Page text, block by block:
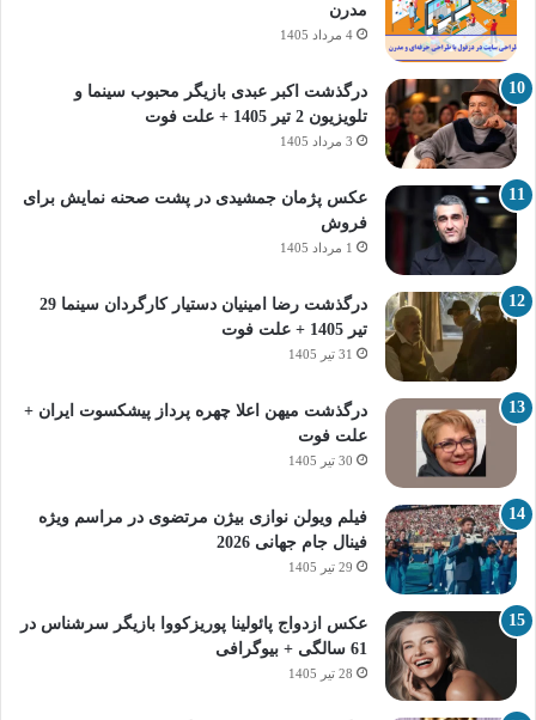
مدرن
4 مرداد 1405
درگذشت اکبر عبدی بازیگر محبوب سینما و
تلویزیون 2 تیر 1405 + علت فوت
3 مرداد 1405
عکس پژمان جمشیدی در پشت صحنه نمایش برای
فروش
1 مرداد 1405
درگذشت رضا امینیان دستیار کارگردان سینما 29
تیر 1405 + علت فوت
31 تیر 1405
درگذشت میهن اعلا چهره پرداز پیشکسوت ایران +
علت فوت
30 تیر 1405
فیلم ویولن نوازی بیژن مرتضوی در مراسم ویژه
فینال جام جهانی 2026
29 تیر 1405
عکس ازدواج پائولینا پوریزکووا بازیگر سرشناس در
61 سالگی + بیوگرافی
28 تیر 1405